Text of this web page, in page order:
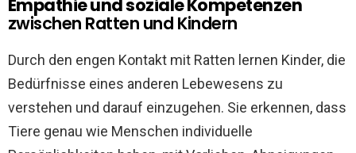
Empathie und soziale Kompetenzen
zwischen Ratten und Kindern
Durch den engen Kontakt mit Ratten lernen Kinder, die
Bedürfnisse eines anderen Lebewesens zu
verstehen und darauf einzugehen. Sie erkennen, dass
Tiere genau wie Menschen individuelle